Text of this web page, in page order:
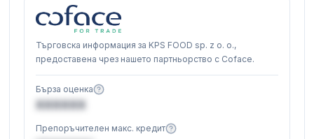
Търговска информация за KPS FOOD sp. z o. o.,
предоставена чрез нашето партньорство с Coface.
Бърза оценка
XXXXXX
Препоръчителен макс. кредит